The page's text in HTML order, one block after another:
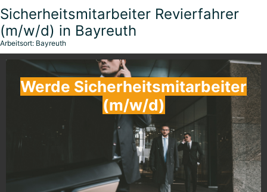
Sicherheitsmitarbeiter Revierfahrer
(m/w/d) in Bayreuth
Arbeitsort: Bayreuth
Werde Sicherheitsmitarbeiter
(m/w/d)